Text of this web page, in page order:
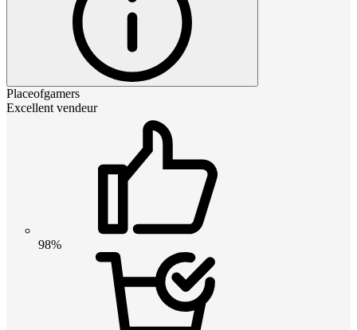
Placeofgamers
Excellent vendeur
98%